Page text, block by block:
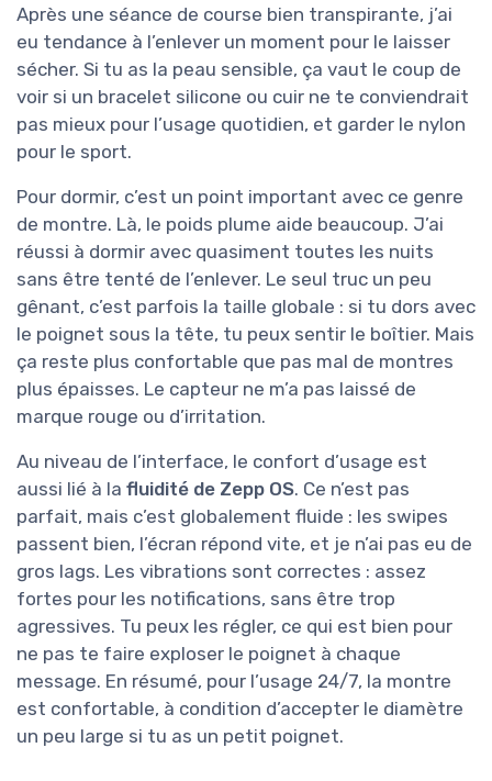
Après une séance de course bien transpirante, j’ai
eu tendance à l’enlever un moment pour le laisser
sécher. Si tu as la peau sensible, ça vaut le coup de
voir si un bracelet silicone ou cuir ne te conviendrait
pas mieux pour l’usage quotidien, et garder le nylon
pour le sport.
Pour dormir, c’est un point important avec ce genre
de montre. Là, le poids plume aide beaucoup. J’ai
réussi à dormir avec quasiment toutes les nuits
sans être tenté de l’enlever. Le seul truc un peu
gênant, c’est parfois la taille globale : si tu dors avec
le poignet sous la tête, tu peux sentir le boîtier. Mais
ça reste plus confortable que pas mal de montres
plus épaisses. Le capteur ne m’a pas laissé de
marque rouge ou d’irritation.
Au niveau de l’interface, le confort d’usage est
aussi lié à la fluidité de Zepp OS. Ce n’est pas
parfait, mais c’est globalement fluide : les swipes
passent bien, l’écran répond vite, et je n’ai pas eu de
gros lags. Les vibrations sont correctes : assez
fortes pour les notifications, sans être trop
agressives. Tu peux les régler, ce qui est bien pour
ne pas te faire exploser le poignet à chaque
message. En résumé, pour l’usage 24/7, la montre
est confortable, à condition d’accepter le diamètre
un peu large si tu as un petit poignet.